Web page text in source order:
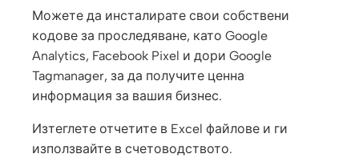
Можете да инсталирате свои собствени
кодове за проследяване, като Google
Analytics, Facebook Pixel и дори Google
Tagmanager, за да получите ценна
информация за вашия бизнес.
Изтеглете отчетите в Excel файлове и ги
използвайте в счетоводството.